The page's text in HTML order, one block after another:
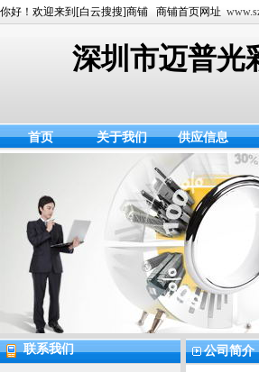
你好！欢迎来到[白云搜搜]商铺 商铺首页网址
深圳市迈普光
首页 关于我们 供应信息
联系我们 公司简介